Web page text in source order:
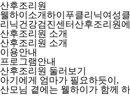
산후조리원
웰하이소개하이푸클리닉여성
리닉건강검진센터산후조리원
산후조리원 소개
산후조리원 소개
이용안내
프로그램안내
산후조리원 둘러보기
아기에게 엄마가 필요하듯이,
산모님 곁에는 웰하이가 함께